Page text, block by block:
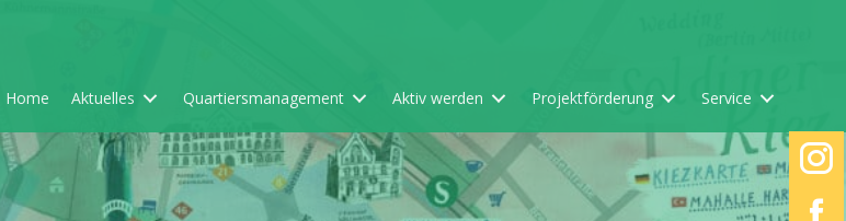
Home Aktuelles Quartiersmanagement Aktiv werden Projektförderung Service